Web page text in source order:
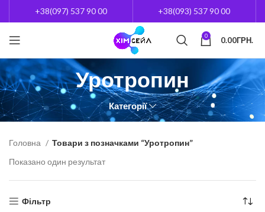
+38(097) 537 90 00 +38(093) 537 90 00
0 0.00ГРН.
Уротропин
Категорії
Головна
Товари з позначками “Уротропин”
Показано один результат
Фільтр